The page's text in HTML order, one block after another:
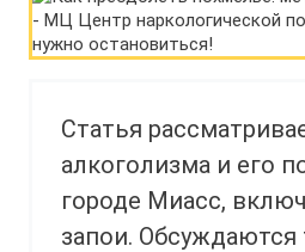
Статья
алкоголизма и его
городе Миасс,
запои.